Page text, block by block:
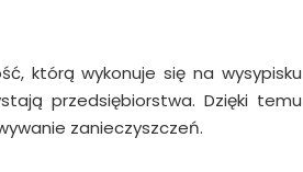
którą wykonuje się na wysypisku
przedsiębiorstwa. Dzięki temu
zanieczyszczeń.